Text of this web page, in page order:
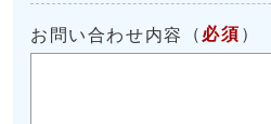
お問い合わせ内容 （ 必須 ）